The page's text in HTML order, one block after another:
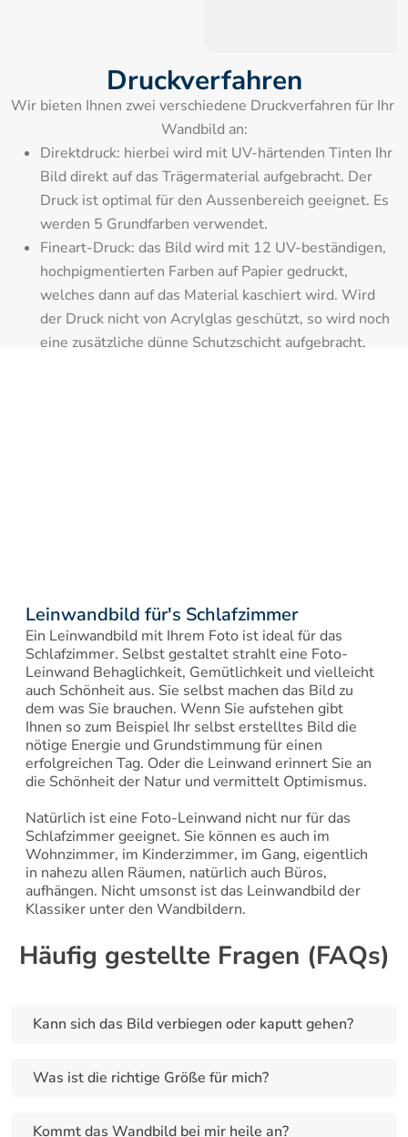
Druckverfahren
Wir bieten Ihnen zwei verschiedene Druckverfahren für Ihr
Wandbild an:
Direktdruck: hierbei wird mit UV-härtenden Tinten Ihr
Bild direkt auf das Trägermaterial aufgebracht. Der
Druck ist optimal für den Aussenbereich geeignet. Es
werden 5 Grundfarben verwendet.
Fineart-Druck: das Bild wird mit 12 UV-beständigen,
hochpigmentierten Farben auf Papier gedruckt,
welches dann auf das Material kaschiert wird. Wird
der Druck nicht von Acrylglas geschützt, so wird noch
eine zusätzliche dünne Schutzschicht aufgebracht.
Leinwandbild für's Schlafzimmer
Ein Leinwandbild mit Ihrem Foto ist ideal für das
Schlafzimmer. Selbst gestaltet strahlt eine Foto-
Leinwand Behaglichkeit, Gemütlichkeit und vielleicht
auch Schönheit aus. Sie selbst machen das Bild zu
dem was Sie brauchen. Wenn Sie aufstehen gibt
Ihnen so zum Beispiel Ihr selbst erstelltes Bild die
nötige Energie und Grundstimmung für einen
erfolgreichen Tag. Oder die Leinwand erinnert Sie an
die Schönheit der Natur und vermittelt Optimismus.
Natürlich ist eine Foto-Leinwand nicht nur für das
Schlafzimmer geeignet. Sie können es auch im
Wohnzimmer, im Kinderzimmer, im Gang, eigentlich
in nahezu allen Räumen, natürlich auch Büros,
aufhängen. Nicht umsonst ist das Leinwandbild der
Klassiker unter den Wandbildern.
Häufig gestellte Fragen (FAQs)
Kann sich das Bild verbiegen oder kaputt gehen?
Was ist die richtige Größe für mich?
Kommt das Wandbild bei mir heile an?